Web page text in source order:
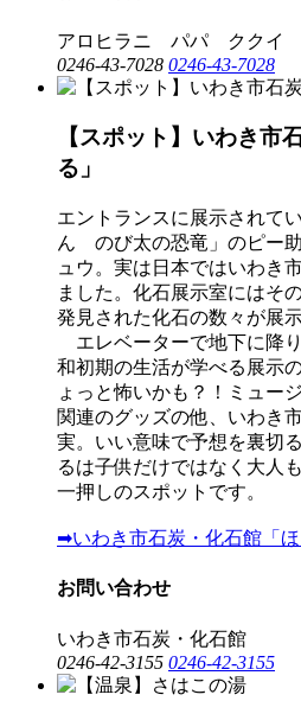
アロヒラニ パパ ククイ
0246-43-7028 0246-43-7028
【スポット】いわき市
る」
エントランスに展示されて
ん のび太の恐竜」のピー
ュウ。実は日本ではいわき
ました。化石展示室にはそ
発見された化石の数々が展
エレベーターで地下に降
和初期の生活が学べる展示
ょっと怖いかも？！ミュー
関連のグッズの他、いわき
実。いい意味で予想を裏切
るは子供だけではなく大人
一押しのスポットです。
➡いわき市石炭・化石館「
お問い合わせ
いわき市石炭・化石館
0246-42-3155 0246-42-3155